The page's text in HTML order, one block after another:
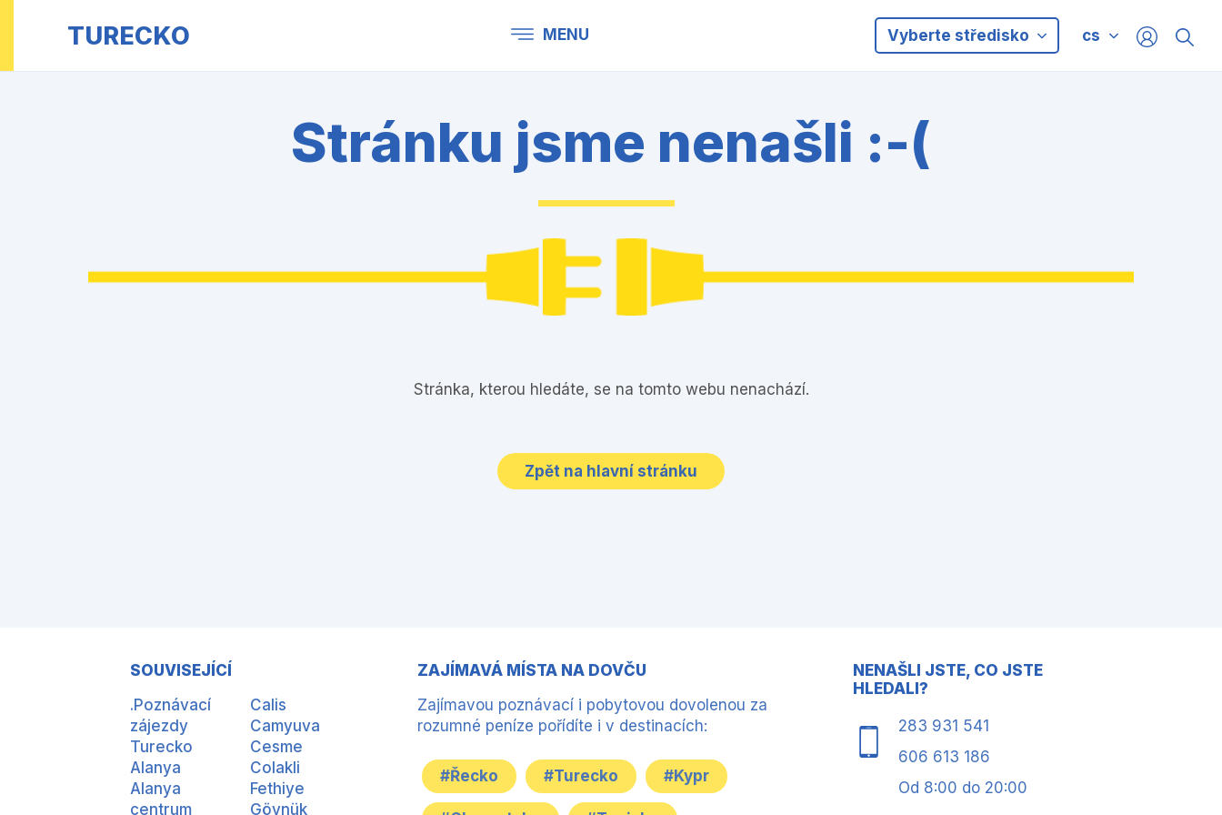
TURECKO MENU Vyberte středisko cs
Stránku jsme nenašli :-(
Stránka, kterou hledáte, se na tomto webu nenachází.
Zpět na hlavní stránku
SOUVISEJÍCÍ
.Poznávací
zájezdy
Turecko
Alanya
Alanya
centrum
Calis
Camyuva
Cesme
Colakli
Fethiye
Göynük
ZAJÍMAVÁ MÍSTA NA DOVČU
Zajímavou poznávací i pobytovou dovolenou za
rozumné peníze pořídíte i v destinacích:
#Řecko #Turecko #Kypr
NENAŠLI JSTE, CO JSTE
HLEDALI?
283 931 541
606 613 186
Od 8:00 do 20:00